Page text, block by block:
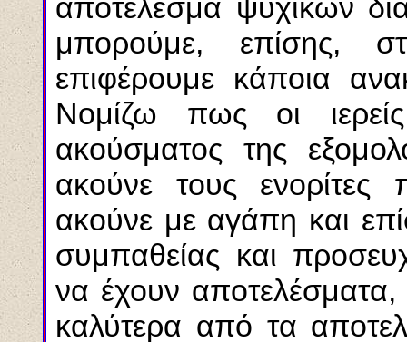
αποτέλεσμα ψυχικών
μπορούμε, επίσης,
επιφέρουμε κάποια
Νομίζω πως οι
ακούσματος της
ακούνε τους ενορίτες
ακούνε με αγάπη και
συμπαθείας και
να έχουν αποτελέσματα,
καλύτερα από τα